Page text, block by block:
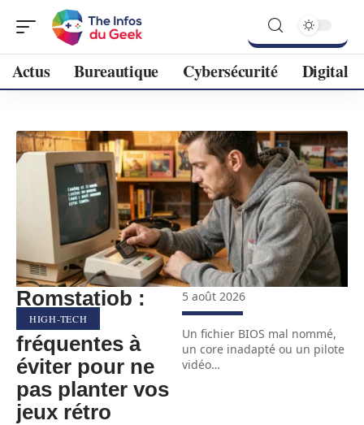
Actus Bureautique Cybersécurité Digital
HIGH-TECH
Romstatiob :
erreurs
fréquentes à
éviter pour ne
pas planter vos
jeux rétro
5 août 2026
Un fichier BIOS mal nommé,
un core inadapté ou un pilote
vidéo…